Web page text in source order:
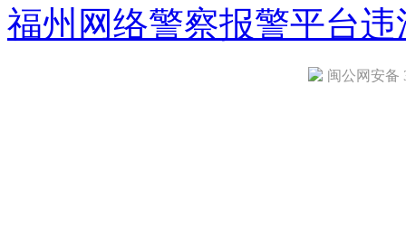
福州网络警察报警平台违
闽公网安备